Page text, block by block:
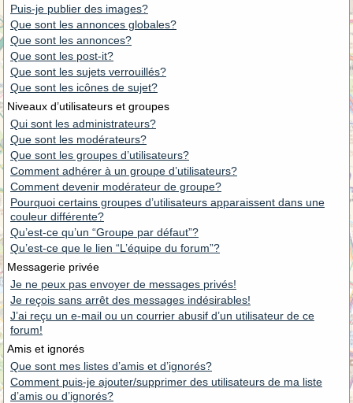
Puis-je publier des images?
Que sont les annonces globales?
Que sont les annonces?
Que sont les post-it?
Que sont les sujets verrouillés?
Que sont les icônes de sujet?
Niveaux d’utilisateurs et groupes
Qui sont les administrateurs?
Que sont les modérateurs?
Que sont les groupes d’utilisateurs?
Comment adhérer à un groupe d’utilisateurs?
Comment devenir modérateur de groupe?
Pourquoi certains groupes d’utilisateurs apparaissent dans une
couleur différente?
Qu’est-ce qu’un “Groupe par défaut”?
Qu’est-ce que le lien “L’équipe du forum”?
Messagerie privée
Je ne peux pas envoyer de messages privés!
Je reçois sans arrêt des messages indésirables!
J’ai reçu un e-mail ou un courrier abusif d’un utilisateur de ce
forum!
Amis et ignorés
Que sont mes listes d’amis et d’ignorés?
Comment puis-je ajouter/supprimer des utilisateurs de ma liste
d’amis ou d’ignorés?